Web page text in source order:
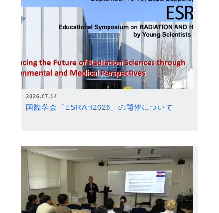
2026.07.14
国際学会「ESRAH2026」の開催について